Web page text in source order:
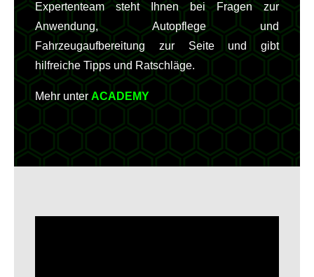
Expertenteam steht Ihnen bei Fragen zur
Anwendung, Autopflege und
Fahrzeugaufbereitung zur Seite und gibt
hilfreiche Tipps und Ratschläge.
Mehr unter ACADEMY